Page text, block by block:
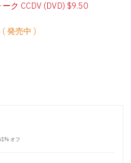
ク CCDV (DVD) $9.50
( 発売中 )
オフ